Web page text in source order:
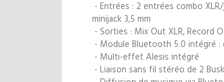
- Entrées : 2 entrées combo
minijack 3,5 mm
- Sorties : Mix Out XLR, Record
- Module Bluetooth 5.0 intégré
- Multi-effet Alesis intégré
- Liaison sans fil stéréo de 2